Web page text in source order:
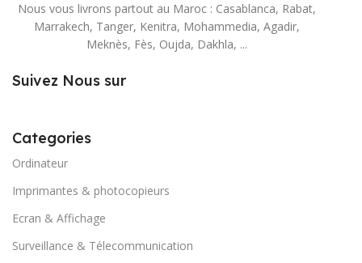
Nous vous livrons partout au Maroc : Casablanca, Rabat,
Marrakech, Tanger, Kenitra, Mohammedia, Agadir,
Meknès, Fès, Oujda, Dakhla, ...
Suivez Nous sur
Categories
Ordinateur
Imprimantes & photocopieurs
Ecran & Affichage
Surveillance & Télecommunication